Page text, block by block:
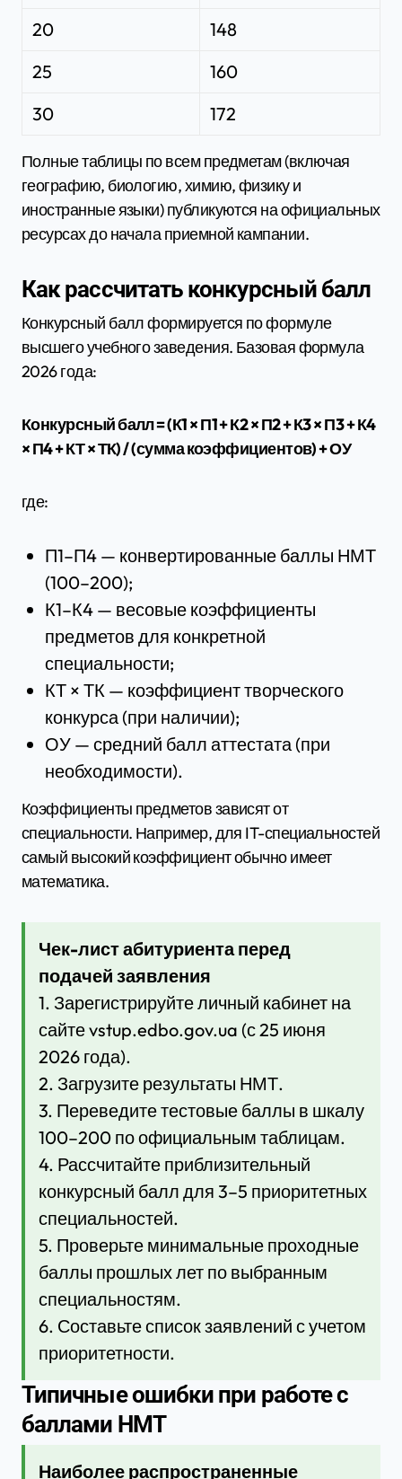
20
148
25
160
30
172
Полные таблицы по всем предметам (включая
географию, биологию, химию, физику и
иностранные языки) публикуются на официальных
ресурсах до начала приемной кампании.
Как рассчитать конкурсный балл
Конкурсный балл формируется по формуле
высшего учебного заведения. Базовая формула
2026 года:
Конкурсный балл = (К1 × П1 + К2 × П2 + К3 × П3 + К4
× П4 + КТ × ТК) / (сумма коэффициентов) + ОУ
где:
П1–П4 — конвертированные баллы НМТ
(100–200);
К1–К4 — весовые коэффициенты
предметов для конкретной
специальности;
КТ × ТК — коэффициент творческого
конкурса (при наличии);
ОУ — средний балл аттестата (при
необходимости).
Коэффициенты предметов зависят от
специальности. Например, для IT-специальностей
самый высокий коэффициент обычно имеет
математика.
Чек-лист абитуриента перед
подачей заявления
1. Зарегистрируйте личный кабинет на
сайте vstup.edbo.gov.ua (с 25 июня
2026 года).
2. Загрузите результаты НМТ.
3. Переведите тестовые баллы в шкалу
100–200 по официальным таблицам.
4. Рассчитайте приблизительный
конкурсный балл для 3–5 приоритетных
специальностей.
5. Проверьте минимальные проходные
баллы прошлых лет по выбранным
специальностям.
6. Составьте список заявлений с учетом
приоритетности.
Типичные ошибки при работе с
баллами НМТ
Наиболее распространенные